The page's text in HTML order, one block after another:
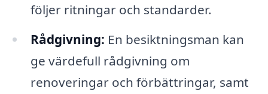
följer ritningar och standarder.
Rådgivning: En besiktningsman kan
ge värdefull rådgivning om
renoveringar och förbättringar, samt